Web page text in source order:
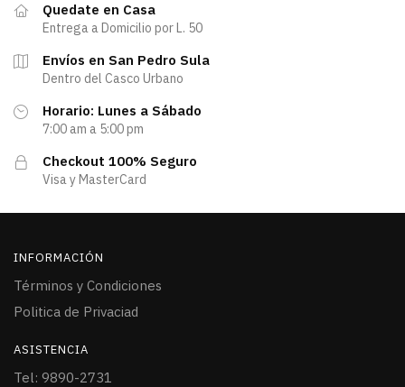
Quedate en Casa
Entrega a Domicilio por L. 50
Envíos en San Pedro Sula
Dentro del Casco Urbano
Horario: Lunes a Sábado
7:00 am a 5:00 pm
Checkout 100% Seguro
Visa y MasterCard
INFORMACIÓN
Términos y Condiciones
Politica de Privaciad
ASISTENCIA
Tel: 9890-2731